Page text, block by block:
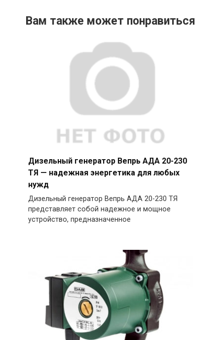
Вам также может понравиться
Дизельный генератор Вепрь АДА 20-230
ТЯ — надежная энергетика для любых
нужд
Дизельный генератор Вепрь АДА 20-230 ТЯ
представляет собой надежное и мощное
устройство, предназначенное